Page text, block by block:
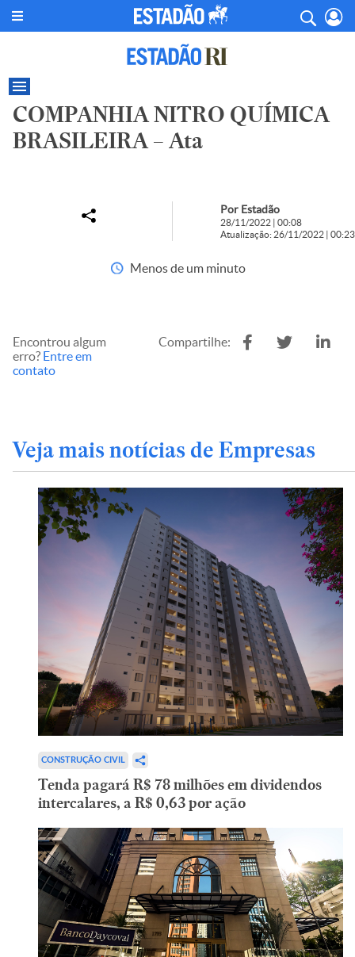
COMPANHIA NITRO QUÍMICA
BRASILEIRA – Ata
Por Estadão
28/11/2022 | 00:08
Atualização: 26/11/2022 | 00:23
Menos de um minuto
Encontrou algum
erro? Entre em
contato
Compartilhe:
Veja mais notícias de Empresas
CONSTRUÇÃO CIVIL
Tenda pagará R$ 78 milhões em dividendos
intercalares, a R$ 0,63 por ação